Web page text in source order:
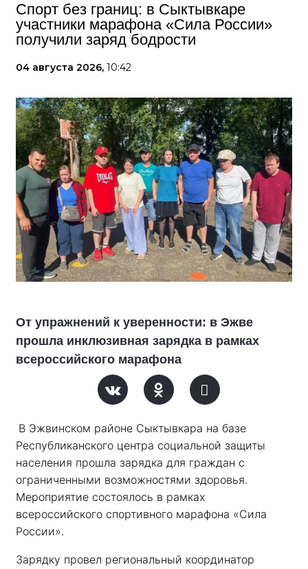
Спорт без границ: в Сыктывкаре
участники марафона «Сила России»
получили заряд бодрости
04 августа 2026, 10:42
От упражнений к уверенности: в Эжве
прошла инклюзивная зарядка в рамках
всероссийского марафона
В Эжвинском районе Сыктывкара на базе
Республиканского центра социальной защиты
населения прошла зарядка для граждан с
ограниченными возможностями здоровья.
Мероприятие состоялось в рамках
всероссийского спортивного марафона «Сила
России».
Зарядку провел региональный координатор